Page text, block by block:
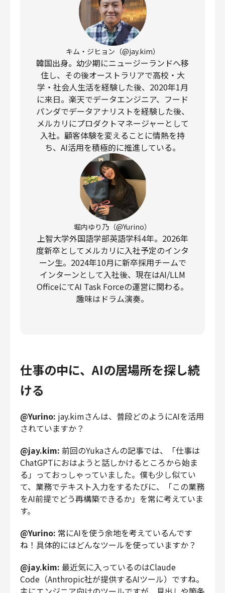
キム・ジヒョン（@jay.kim）
韓国出身。幼少期にニュージーランドへ移
住し、その後オーストラリアで高校・大
学・社会人生活を経験した後、2020年1月
に来日。楽天でデータエンジニア、フード
パンダでデータアナリストを経験した後、
メルカリにプロダクトマネージャーとして
入社。顧客体験を変えることに情熱を持
ち、AI活用を積極的に推進している。
堀内ゆり乃（@Yurino）
上智大学外国語学部英語学科4年。2026年
度新卒としてメルカリに入社予定のインタ
ーン生。2024年10月に新卒採用チームで
インターンとして入社後、現在はAI/LLM
OfficeにてAI Task Forceの運営に関わる。
趣味はドラム演奏。
仕事の中に、AIの居場所を探し続
ける
@Yurino: jay.kimさんは、普段どのようにAIを活用
されていますか？
@jay.kim: 前回のYukaさんの記事では、「仕事は
ChatGPTにおはようと話しかけるところから始ま
る」っておっしゃっていました。僕も少し似てい
て、業務でテキスト入力をするたびに、「この業務
をAI前提でどう再構築できるか」を常に考えていま
す。
@Yurino: 常にAIを使う余地を考えているんです
ね！具体的にはどんなツールを使っていますか？
@jay.kim: 最近気に入っているのはClaude
Code（Anthropic社が提供するAIツール）ですね。